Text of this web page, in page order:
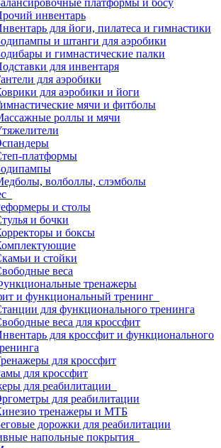
платформы и босу
инвентарь
для йоги, пилатеса и гимнастики
и штанги для аэробики
и гимнастические палки
для инвентаря
для аэробики
для аэробики и йоги
мячи и фитболы
роллы и мячи
платформы
волболлы, слэмболы
и столы
и бочки
и боксы
и стойки
веса
тренажеры
и функциональный тренинг
для функционального тренинга
веса для кроссфит
для кроссфит и функционального
для кроссфит
для кроссфит
для реабилитации
для реабилитации
тренажеры и МТБ
дорожки для реабилитации
напольные покрытия